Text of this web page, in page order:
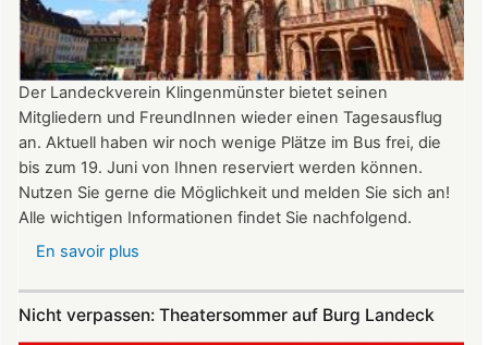
Uhr
Der Landeckverein Klingenmünster bietet seinen
Mitgliedern und FreundInnen wieder einen Tagesausflug
an. Aktuell haben wir noch wenige Plätze im Bus frei, die
bis zum 19. Juni von Ihnen reserviert werden können.
Nutzen Sie gerne die Möglichkeit und melden Sie sich an!
Alle wichtigen Informationen findet Sie nachfolgend.
En savoir plus
4.
Nicht verpassen: Theatersommer auf Burg Landeck